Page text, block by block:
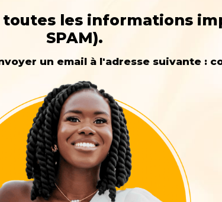
toutes les informations
SPAM).
un email à l'adresse suivante :